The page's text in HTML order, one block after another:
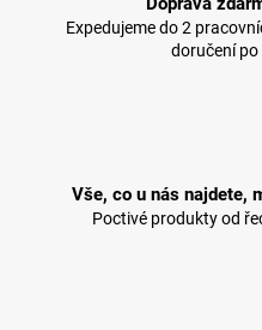
Expedujeme do 2
doručení po
Vše, co u nás najdete,
Poctivé produkty od